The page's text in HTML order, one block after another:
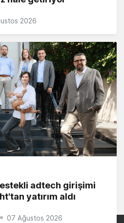
2026
adtech girişimi
yatırım aldı
07 Ağustos 2026